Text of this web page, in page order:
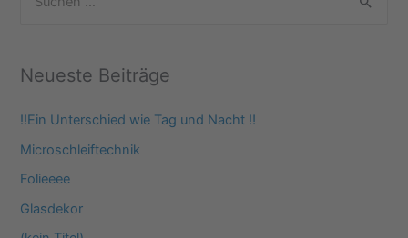
h
e
c
Neueste Beiträge
‼️Ein Unterschied wie Tag und Nacht ‼️
Microschleiftechnik
Folieeee
Glasdekor